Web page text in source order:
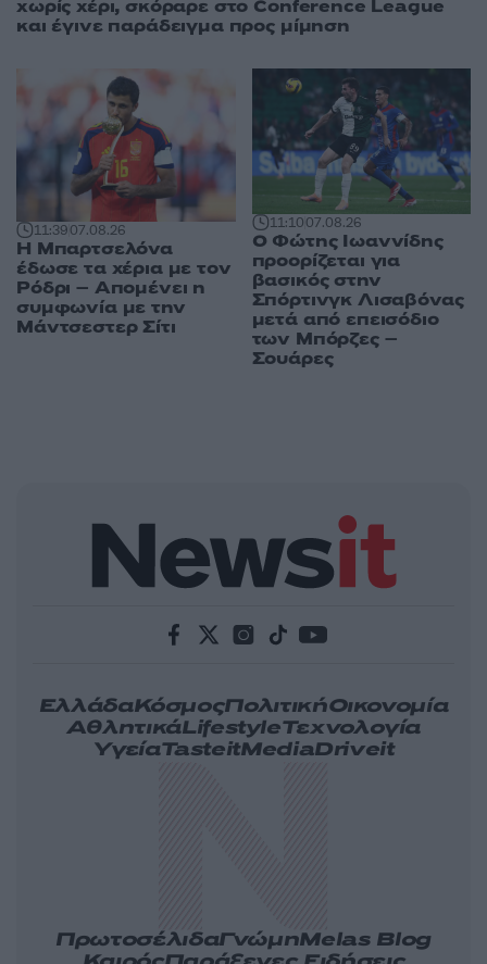
χωρίς χέρι, σκόραρε στο Conference League
και έγινε παράδειγμα προς μίμηση
11:3907.08.26
Η Μπαρτσελόνα
έδωσε τα χέρια με τον
Ρόδρι – Απομένει η
συμφωνία με την
Μάντσεστερ Σίτι
11:1007.08.26
Ο Φώτης Ιωαννίδης
προορίζεται για
βασικός στην
Σπόρτινγκ Λισαβόνας
μετά από επεισόδιο
των Μπόρζες –
Σουάρες
ΕλλάδαΚόσμοςΠολιτικήΟικονομία
ΑθλητικάLifestyleΤεχνολογία
ΥγείαTasteitMediaDriveit
ΠρωτοσέλιδαΓνώμηMelas Blog